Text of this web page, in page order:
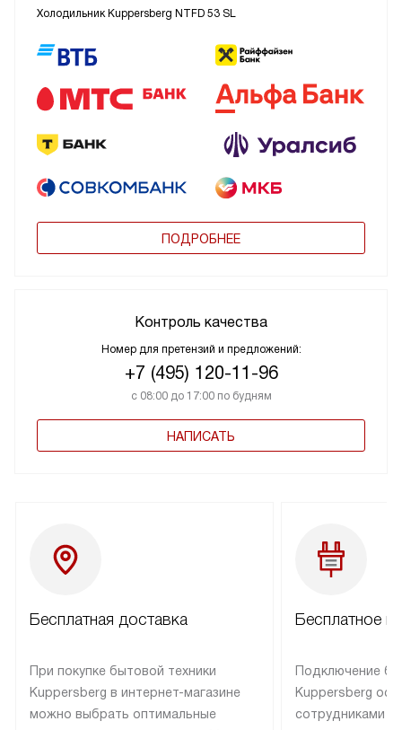
Холодильник Kuppersberg NTFD 53 SL
ПОДРОБНЕЕ
Контроль качества
Номер для претензий и предложений:
+7 (495) 120-11-96
с 08:00 до 17:00 по будням
НАПИСАТЬ
Бесплатная доставка
При покупке бытовой техники
Kuppersberg в интернет-магазине
можно выбрать оптимальные
Бесплатное
Подключение
Kuppersberg
сотрудниками